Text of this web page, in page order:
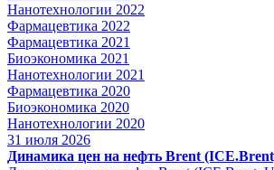
Нанотехнологии 2022
Фармацевтика 2022
Фармацевтика 2021
Биоэкономика 2021
Нанотехнологии 2021
Фармацевтика 2020
Биоэкономика 2020
Нанотехнологии 2020
31 июля 2026
Динамика цен на нефть Brent